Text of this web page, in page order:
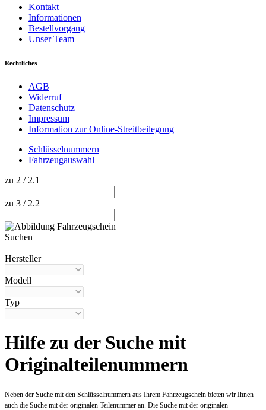
Kontakt
Informationen
Bestellvorgang
Unser Team
Rechtliches
AGB
Widerruf
Datenschutz
Impressum
Information zur Online-Streitbeilegung
Schlüsselnummern
Fahrzeugauswahl
zu 2 / 2.1
zu 3 / 2.2
Suchen
Hersteller
Modell
Typ
Hilfe zu der Suche mit
Originalteilenummern
Neben der Suche mit den Schlüsselnummern aus Ihrem Fahrzeugschein bieten wir Ihnen
auch die Suche mit der originalen Teilenummer an. Die Suche mit der originalen